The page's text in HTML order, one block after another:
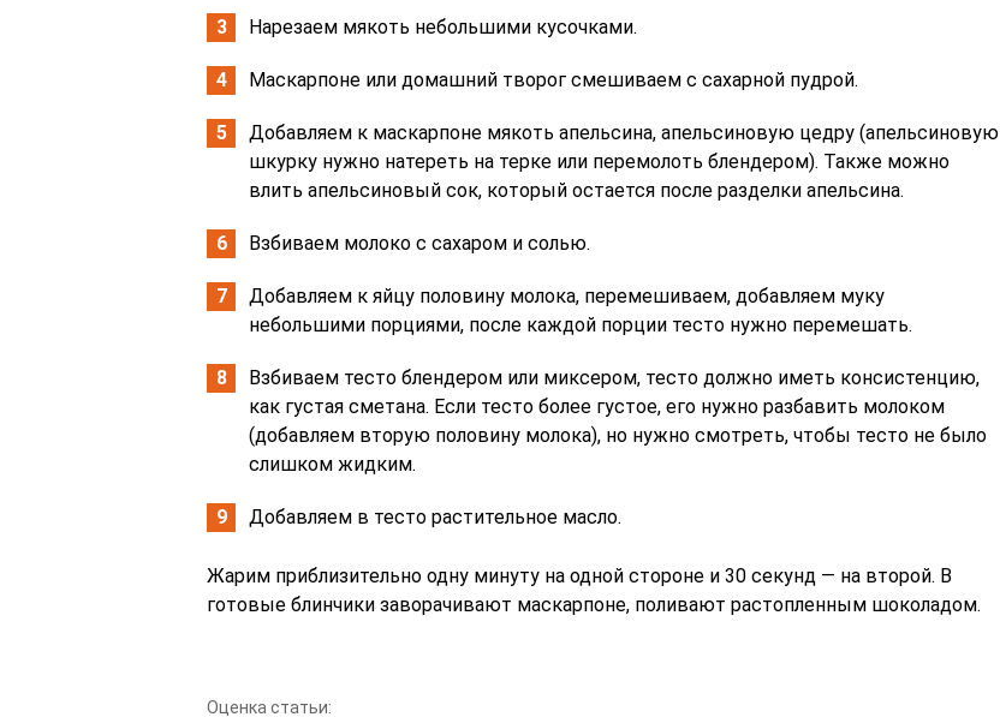
Нарезаем мякоть небольшими кусочками.
Маскарпоне или домашний творог смешиваем с сахарной пудрой.
Добавляем к маскарпоне мякоть апельсина, апельсиновую цедру (апельсиновую
шкурку нужно натереть на терке или перемолоть блендером). Также можно
влить апельсиновый сок, который остается после разделки апельсина.
Взбиваем молоко с сахаром и солью.
Добавляем к яйцу половину молока, перемешиваем, добавляем муку
небольшими порциями, после каждой порции тесто нужно перемешать.
Взбиваем тесто блендером или миксером, тесто должно иметь консистенцию,
как густая сметана. Если тесто более густое, его нужно разбавить молоком
(добавляем вторую половину молока), но нужно смотреть, чтобы тесто не было
слишком жидким.
Добавляем в тесто растительное масло.
Жарим приблизительно одну минуту на одной стороне и 30 секунд — на второй. В
готовые блинчики заворачивают маскарпоне, поливают растопленным шоколадом.
Оценка статьи: